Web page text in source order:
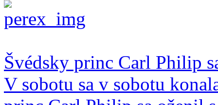
Švédsky princ Carl Philip
V sobotu sa v sobotu